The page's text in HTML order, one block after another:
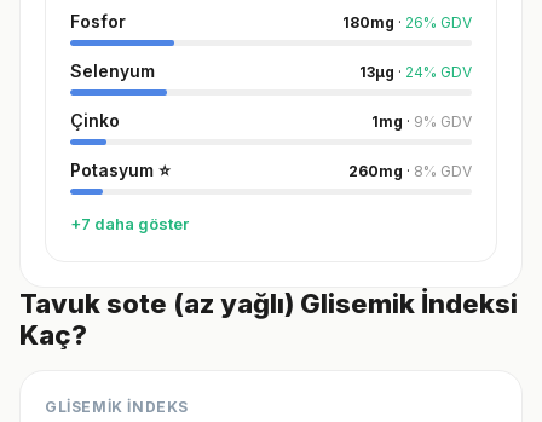
Fosfor 180mg · 26% GDV
Selenyum 13µg · 24% GDV
Çinko 1mg · 9% GDV
Potasyum ⭐ 260mg · 8% GDV
+7 daha göster
Tavuk sote (az yağlı) Glisemik İndeksi
Kaç?
GLİSEMİK İNDEKS